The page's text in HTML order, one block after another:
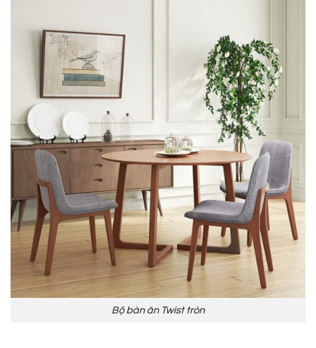
Bộ bàn ăn Twist tròn